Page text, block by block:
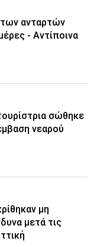
ανταρτών
- Αντίποινα
σώθηκε
νεαρού
μη
μετά τις